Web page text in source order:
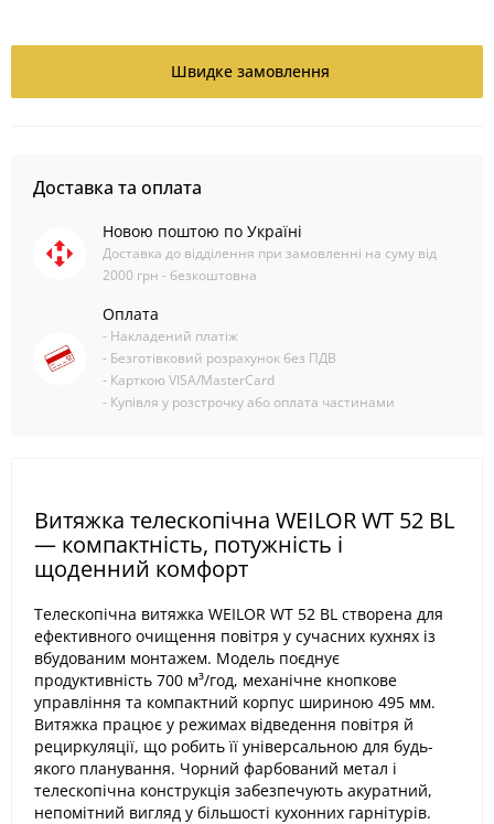
Швидке замовлення
Доставка та оплата
Новою поштою по Україні
Доставка до відділення при замовленні на суму від
2000 грн - безкоштовна
Оплата
- Накладений платіж
- Безготівковий розрахунок без ПДВ
- Карткою VISA/MasterCard
- Купівля у розстрочку або оплата частинами
Витяжка телескопічна WEILOR WT 52 BL
— компактність, потужність і
щоденний комфорт
Телескопічна витяжка WEILOR WT 52 BL створена для
ефективного очищення повітря у сучасних кухнях із
вбудованим монтажем. Модель поєднує
продуктивність 700 м³/год, механічне кнопкове
управління та компактний корпус шириною 495 мм.
Витяжка працює у режимах відведення повітря й
рециркуляції, що робить її універсальною для будь-
якого планування. Чорний фарбований метал і
телескопічна конструкція забезпечують акуратний,
непомітний вигляд у більшості кухонних гарнітурів.